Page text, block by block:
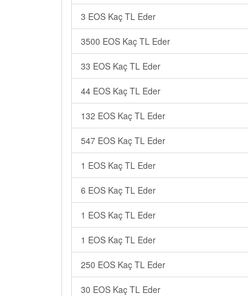
3 EOS Kaç TL Eder
3500 EOS Kaç TL Eder
33 EOS Kaç TL Eder
44 EOS Kaç TL Eder
132 EOS Kaç TL Eder
547 EOS Kaç TL Eder
1 EOS Kaç TL Eder
6 EOS Kaç TL Eder
1 EOS Kaç TL Eder
1 EOS Kaç TL Eder
250 EOS Kaç TL Eder
30 EOS Kaç TL Eder